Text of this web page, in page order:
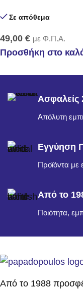
Σε απόθεμα
49,00 € με Φ.Π.Α.
Προσθήκη στο
Ασφαλείς
Απόλυτη
Εγγύηση
Προϊόντα με
Από το
Ποιότητα,
Από το 1988